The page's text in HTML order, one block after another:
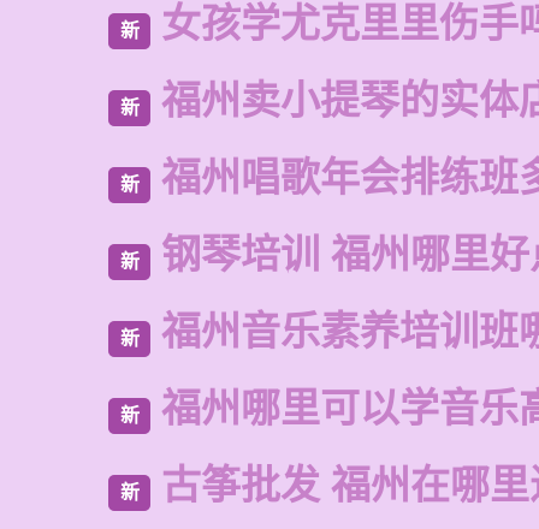
新 女孩学尤克里里伤手
新 福州卖小提琴的实体
新 福州唱歌年会排练班
新 钢琴培训 福州哪里
新 福州音乐素养培训班
新 福州哪里可以学音乐
新 古筝批发 福州在哪